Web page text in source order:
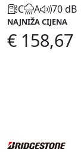
C A 70 dB
NAJNIŽA CIJENA
€ 158,67